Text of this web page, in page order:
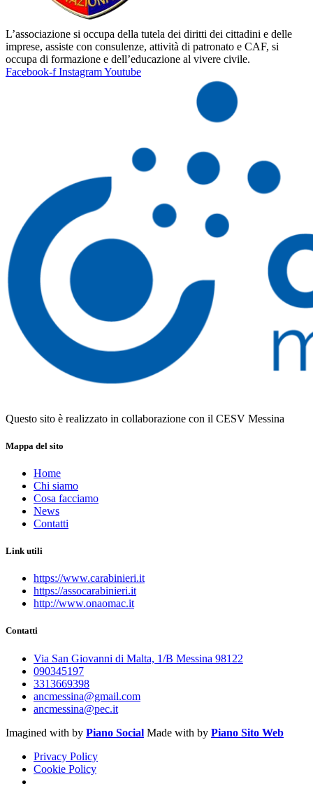
L’associazione si occupa della tutela dei diritti dei cittadini e delle
imprese, assiste con consulenze, attività di patronato e CAF, si
occupa di formazione e dell’educazione al vivere civile.
Facebook-f InstagramYoutube
Questo sito è realizzato in collaborazione con il CESV Messina
Mappa del sito
Home
Chi siamo
Cosa facciamo
News
Contatti
Link utili
https://www.carabinieri.it
https://assocarabinieri.it
http://www.onaomac.it
Contatti
Via San Giovanni di Malta, 1/B Messina 98122
090345197
3313669398
ancmessina@gmail.com
ancmessina@pec.it
Imagined with by Piano Social Made with by Piano Sito Web
Privacy Policy
Cookie Policy